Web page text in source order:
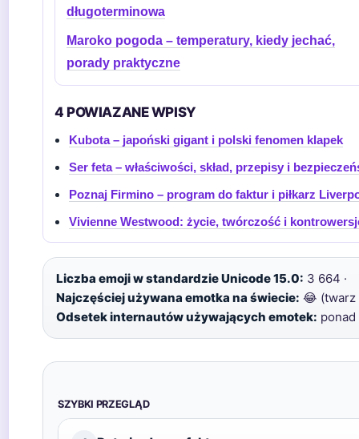
długoterminowa
Maroko pogoda – temperatury, kiedy jechać,
porady praktyczne
4 POWIAZANE WPISY
Kubota – japoński gigant i polski fenomen klapek
Ser feta – właściwości, skład, przepisy i
Poznaj Firmino – program do faktur i piłkarz
Vivienne Westwood: życie, twórczość i
Liczba emoji w standardzie Unicode 15.0: 3 664 ·
Najczęściej używana emotka na świecie: 😂 (twarz
Odsetek internautów używających emotek: ponad
SZYBKI PRZEGLĄD